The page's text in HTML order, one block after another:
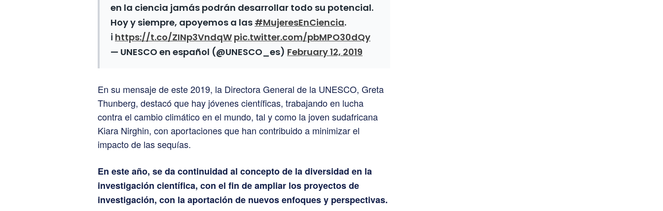
en la ciencia jamás podrán desarrollar todo su potencial.
Hoy y siempre, apoyemos a las #MujeresEnCiencia.
ℹ️ https://t.co/ZINp3VndqW pic.twitter.com/pbMPO30dQy
— UNESCO en español (@UNESCO_es) February 12, 2019
En su mensaje de este 2019, la Directora General de la UNESCO, Greta
Thunberg, destacó que hay jóvenes científicas, trabajando en lucha
contra el cambio climático en el mundo, tal y como la joven sudafricana
Kiara Nirghin, con aportaciones que han contribuido a minimizar el
impacto de las sequías.
En este año, se da continuidad al concepto de la diversidad en la
investigación científica, con el fin de ampliar los proyectos de
investigación, con la aportación de nuevos enfoques y perspectivas.